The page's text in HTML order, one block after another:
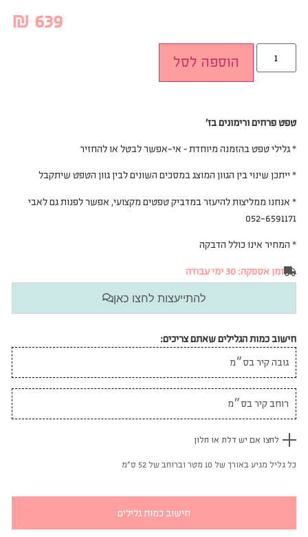
₪ 639
הוספה לסל
טפט פרחים ורימונים בז’
* גלילי טפט בהזמנה מיוחדת – אי-אפשר לבטל או להחזיר
* ייתכן שינוי בין הגוון המוצג במסכים השונים לבין גוון הטפט שיתקבל
* אנחנו ממליצות להיעזר במדביק טפטים מקצועי, אפשר לפנות גם לאבי
052-6591171
* המחיר אינו כולל הדבקה
זמן אספקה: 30 ימי עבודה
להתייעצות לחצו כאן
חישוב כמות הגלילים שאתם צריכים:
לחצו אם יש דלת או חלון
כל גליל מגיע באורך של 10 מטר וברוחב של 52 ס"מ
חישוב כמות גלילים